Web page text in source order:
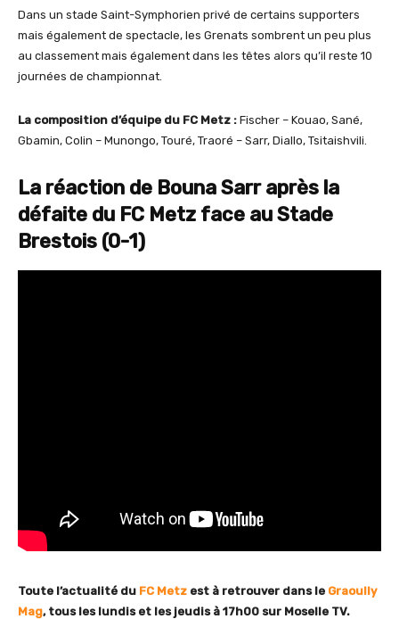
Dans un stade Saint-Symphorien privé de certains supporters
mais également de spectacle, les Grenats sombrent un peu plus
au classement mais également dans les têtes alors qu’il reste 10
journées de championnat.
La composition d’équipe du FC Metz : Fischer – Kouao, Sané,
Gbamin, Colin – Munongo, Touré, Traoré – Sarr, Diallo, Tsitaishvili.
La réaction de Bouna Sarr après la
défaite du FC Metz face au Stade
Brestois (0-1)
Toute l’actualité du FC Metz est à retrouver dans le Graoully
Mag, tous les lundis et les jeudis à 17h00 sur Moselle TV.